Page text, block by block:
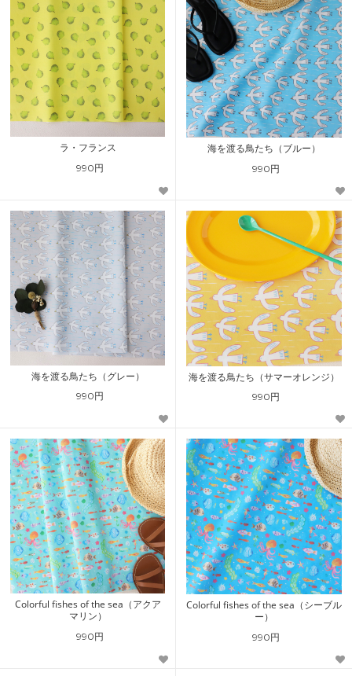
ラ・フランス
990円
海を渡る鳥たち（ブルー）
990円
海を渡る鳥たち（グレー）
990円
海を渡る鳥たち（サマーオレンジ）
990円
Colorful fishes of the sea（アクア
マリン）
990円
Colorful fishes of the sea（シーブル
ー）
990円